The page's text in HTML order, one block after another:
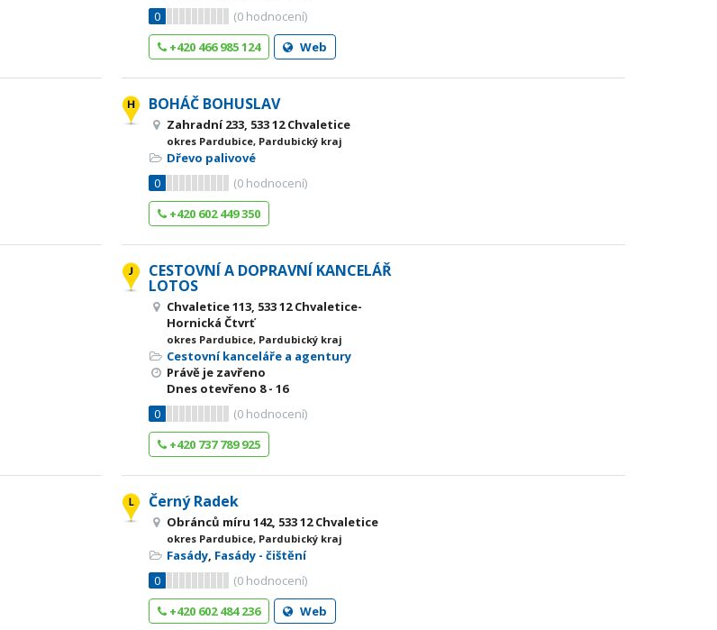
0
(0 hodnocení)
+420 466 985 124
Web
BOHÁČ BOHUSLAV
Zahradní 233, 533 12 Chvaletice
okres Pardubice, Pardubický kraj
Dřevo palivové
0
(0 hodnocení)
+420 602 449 350
CESTOVNÍ A DOPRAVNÍ KANCELÁŘ
LOTOS
Chvaletice 113, 533 12 Chvaletice-
Hornická Čtvrť
okres Pardubice, Pardubický kraj
Cestovní kanceláře a agentury
Právě je zavřeno
Dnes otevřeno 8 - 16
0
(0 hodnocení)
+420 737 789 925
Černý Radek
Obránců míru 142, 533 12 Chvaletice
okres Pardubice, Pardubický kraj
Fasády, Fasády - čištění
0
(0 hodnocení)
+420 602 484 236
Web